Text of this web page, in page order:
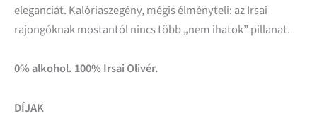
eleganciát. Kalóriaszegény, mégis élményteli: az Irsai
rajongóknak mostantól nincs több „nem ihatok” pillanat.
0% alkohol. 100% Irsai Olivér.
DÍJAK